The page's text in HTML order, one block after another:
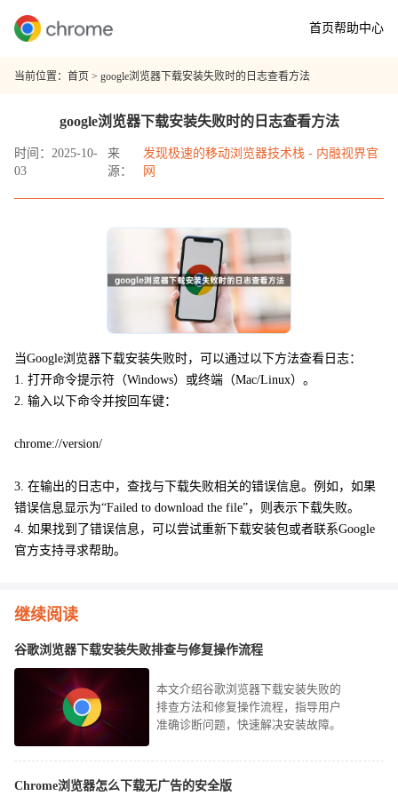
首页帮助中心
当前位置： 首页 > google浏览器下载安装失败时的日志查看方法
google浏览器下载安装失败时的日志查看方法
时间：2025-10-
03
来
源：
发现极速的移动浏览器技术栈 - 内融视界官
网
当Google浏览器下载安装失败时，可以通过以下方法查看日志：
1. 打开命令提示符（Windows）或终端（Mac/Linux）。
2. 输入以下命令并按回车键：
chrome://version/
3. 在输出的日志中，查找与下载失败相关的错误信息。例如，如果
错误信息显示为“Failed to download the file”，则表示下载失败。
4. 如果找到了错误信息，可以尝试重新下载安装包或者联系Google
官方支持寻求帮助。
继续阅读
谷歌浏览器下载安装失败排查与修复操作流程
本文介绍谷歌浏览器下载安装失败的
排查方法和修复操作流程，指导用户
准确诊断问题，快速解决安装故障。
Chrome浏览器怎么下载无广告的安全版